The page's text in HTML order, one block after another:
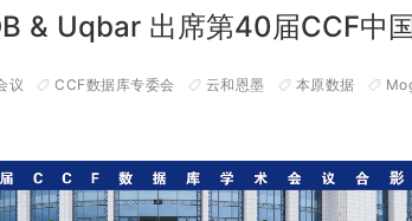
& Uqbar 出席第40届CCF中
议 CCF数据库专委会 云和恩墨 本原数据